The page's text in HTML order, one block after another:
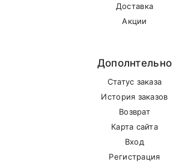
Доставка
Акции
Дополнтельно
Статус заказа
История заказов
Возврат
Карта сайта
Вход
Регистрация